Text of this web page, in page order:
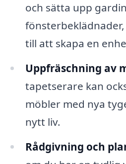
och sätta upp
till att skapa en
Uppfräschning av
tapetserare kan
möbler med nya
nytt liv.
Rådgivning och